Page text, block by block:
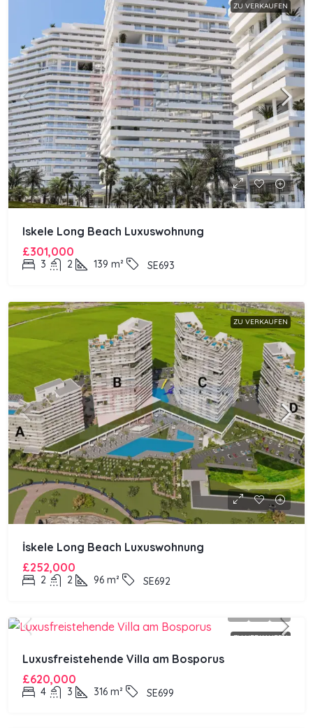
ZU VERKAUFEN
Iskele Long Beach Luxuswohnung
£301,000
3 2 139 m² SE693
ZU VERKAUFEN
İskele Long Beach Luxuswohnung
£252,000
2 2 96 m² SE692
ZU VERKAUFEN
Luxusfreistehende Villa am Bosporus
£620,000
4 3 316 m² SE699